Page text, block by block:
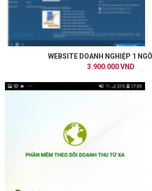
WEBSITE DOANH NGHIỆP 1
3.900.000 VND